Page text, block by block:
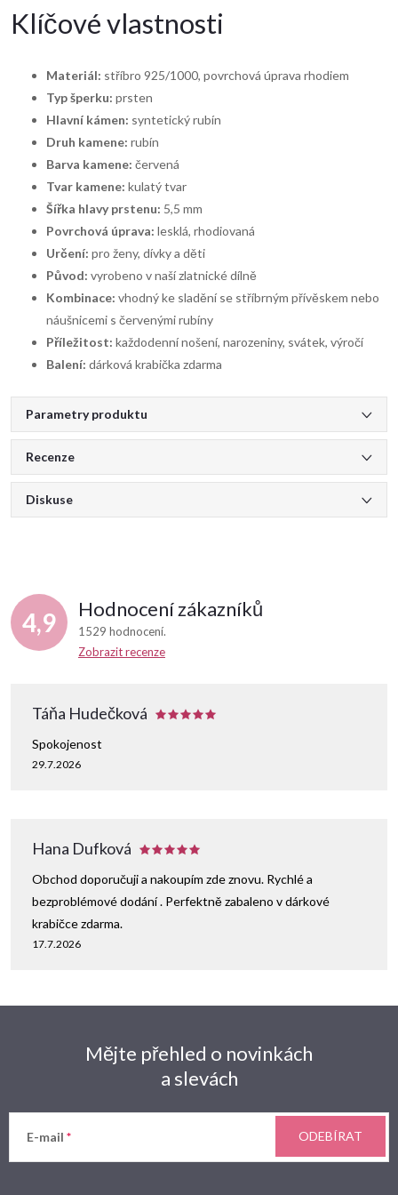
Klíčové vlastnosti
Materiál: stříbro 925/1000, povrchová úprava rhodiem
Typ šperku: prsten
Hlavní kámen: syntetický rubín
Druh kamene: rubín
Barva kamene: červená
Tvar kamene: kulatý tvar
Šířka hlavy prstenu: 5,5 mm
Povrchová úprava: lesklá, rhodiovaná
Určení: pro ženy, dívky a děti
Původ: vyrobeno v naší zlatnické dílně
Kombinace: vhodný ke sladění se stříbrným přívěskem nebo
náušnicemi s červenými rubíny
Příležitost: každodenní nošení, narozeniny, svátek, výročí
Balení: dárková krabička zdarma
Parametry produktu
Recenze
Diskuse
4,9 Hodnocení zákazníků
1529 hodnocení
Zobrazit recenze
Táňa Hudečková
29.7.2026
Spokojenost
Hana Dufková
17.7.2026
Obchod doporučuji a nakoupím zde znovu. Rychlé a
bezproblémové dodání . Perfektně zabaleno v dárkové
krabičce zdarma.
Mějte přehled o novinkách
a slevách
E-mail ODEBÍRAT